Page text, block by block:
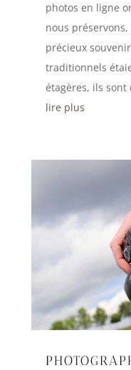
photos en ligne
nous
précieux
traditionnels
étagères, ils sont
lire plus